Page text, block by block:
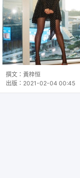
撰文： 黃梓恒
出版： 2021-02-04 00:45